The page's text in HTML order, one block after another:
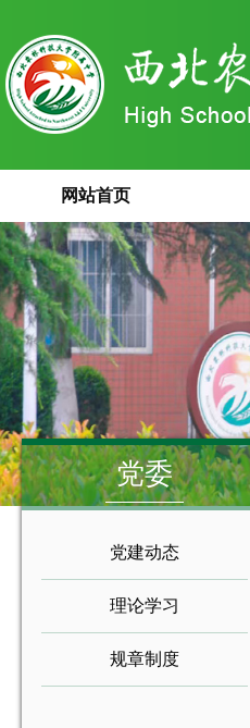
网站首页
党委
党建动态
理论学习
规章制度